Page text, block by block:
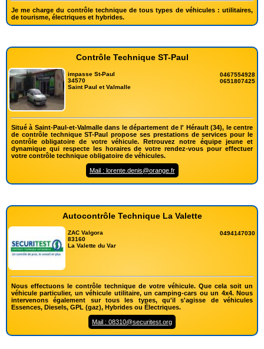
Je me charge du contrôle technique de tous types de véhicules : utilitaires,
de tourisme, électriques et hybrides.
Contrôle Technique ST-Paul
impasse St-Paul
34570
Saint Paul et Valmalle
0467554928
0651807425
Situé à Saint-Paul-et-Valmalle dans le département de l' Hérault (34), le centre
de contrôle technique ST-Paul propose ses prestations de services pour le
contrôle obligatoire de votre véhicule. Retrouvez notre équipe jeune et
dynamique qui respecte les horaires de votre rendez-vous pour effectuer
votre contrôle technique obligatoire de véhicules.
Mail : lorente.denis@orange.fr
Autocontrôle Technique La Valette
ZAC Valgora
83160
La Valette du Var
0494147030
Nous effectuons le contrôle technique de votre véhicule. Que cela soit un
véhicule particulier, un véhicule utilitaire, un camping-cars ou un 4x4. Nous
intervenons également sur tous les types, qu'il s'agisse de véhicules
Essences, Diesels, GPL (gaz), Hybrides ou Électriques.
Mail : 08310@securitest.org